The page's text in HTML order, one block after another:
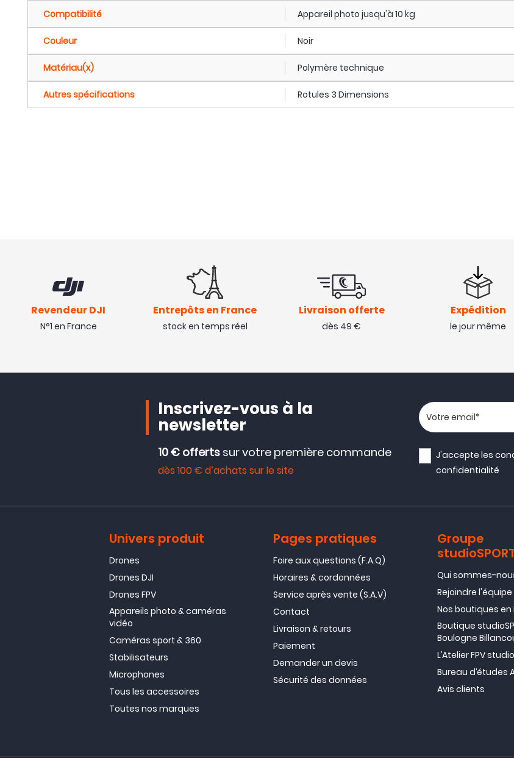
Compatibilité Appareil photo jusqu'à 10 kg
Couleur Noir
Matériau(x) Polymère technique
Autres spécifications Rotules 3 Dimensions
Revendeur DJI
N°1 en France
Entrepôts en France
stock en temps réel
Livraison offerte
dès 49 €
Expédition
le jour même
Inscrivez-vous à la
newsletter
10 € offerts sur votre première commande
dès 100 € d’achats sur le site
Votre adresse email
J'accepte les
confidentialité
Univers produit
Drones
Drones DJI
Drones FPV
Appareils photo & caméras
vidéo
Caméras sport & 360
Stabilisateurs
Microphones
Tous les accessoires
Toutes nos marques
Pages pratiques
Foire aux questions (F.A.Q)
Horaires & cordonnées
Service après vente (S.A.V)
Contact
Livraison & retours
Paiement
Demander un devis
Sécurité des données
Groupe
Qui sommes-
Rejoindre l'équipe
Nos boutiques en
Boutique
Boulogne
L’Atelier FPV
Bureau d’études
Avis clients